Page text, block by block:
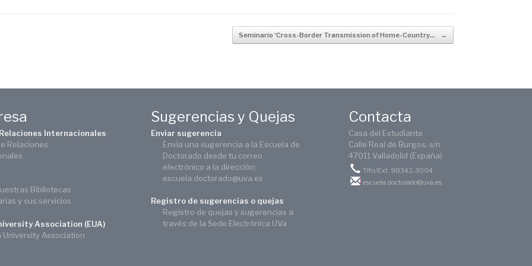
Seminario ‘Cross-Border Transmission of Home-Country… →
Internacionales
Relaciones
Bibliotecas
y sus servicios
Association (EUA)
University Association
Sugerencias y Quejas
Enviar sugerencia
Envía una sugerencia a la Escuela de
Doctorado desde tu correo
electrónico a la dirección:
escuela.doctorado@uva.es
Registro de sugerencias o quejas
Registro de quejas y sugerencias a
través de la Sede Electrónica UVa
Contacta
Casa del Estudiante
Calle Real de Burgos, s/n
47011 Valladolid (España)
Tlfn/Ext: 98342-3004
escuela.doctorado@uva.es